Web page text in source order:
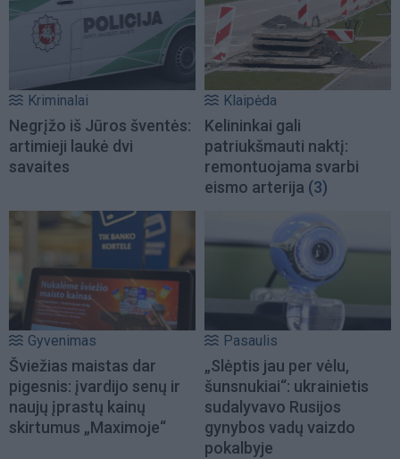
Kriminalai
Negrįžo iš Jūros šventės:
artimieji laukė dvi
savaites
Klaipėda
Kelininkai gali
patriukšmauti naktį:
remontuojama svarbi
eismo arterija (3)
Gyvenimas
Šviežias maistas dar
pigesnis: įvardijo senų ir
naujų įprastų kainų
skirtumus „Maximoje“
Pasaulis
„Slėptis jau per vėlu,
šunsnukiai“: ukrainietis
sudalyvavo Rusijos
gynybos vadų vaizdo
pokalbyje